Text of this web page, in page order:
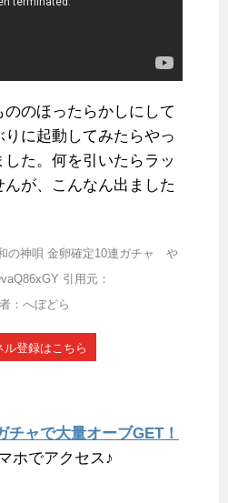
のほったらかしにして
に起動してみたらやっ
た。何を引いたらラッ
が、こんなん出ました
の神唄 金卵確定10連ガチャ や
引用元：
：へぼどら
ル登録はこちら
チャで大量オーブGET！
ホでアクセス♪